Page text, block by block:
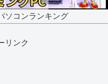
ソコンランキング
リンク